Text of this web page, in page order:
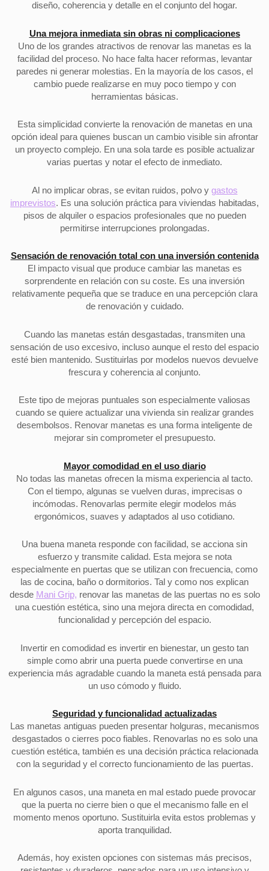
diseño, coherencia y detalle en el conjunto del hogar.
Una mejora inmediata sin obras ni complicaciones
Uno de los grandes atractivos de renovar las manetas es la
facilidad del proceso. No hace falta hacer reformas, levantar
paredes ni generar molestias. En la mayoría de los casos, el
cambio puede realizarse en muy poco tiempo y con
herramientas básicas.
Esta simplicidad convierte la renovación de manetas en una
opción ideal para quienes buscan un cambio visible sin afrontar
un proyecto complejo. En una sola tarde es posible actualizar
varias puertas y notar el efecto de inmediato.
Al no implicar obras, se evitan ruidos, polvo y gastos
imprevistos. Es una solución práctica para viviendas habitadas,
pisos de alquiler o espacios profesionales que no pueden
permitirse interrupciones prolongadas.
Sensación de renovación total con una inversión contenida
El impacto visual que produce cambiar las manetas es
sorprendente en relación con su coste. Es una inversión
relativamente pequeña que se traduce en una percepción clara
de renovación y cuidado.
Cuando las manetas están desgastadas, transmiten una
sensación de uso excesivo, incluso aunque el resto del espacio
esté bien mantenido. Sustituirlas por modelos nuevos devuelve
frescura y coherencia al conjunto.
Este tipo de mejoras puntuales son especialmente valiosas
cuando se quiere actualizar una vivienda sin realizar grandes
desembolsos. Renovar manetas es una forma inteligente de
mejorar sin comprometer el presupuesto.
Mayor comodidad en el uso diario
No todas las manetas ofrecen la misma experiencia al tacto.
Con el tiempo, algunas se vuelven duras, imprecisas o
incómodas. Renovarlas permite elegir modelos más
ergonómicos, suaves y adaptados al uso cotidiano.
Una buena maneta responde con facilidad, se acciona sin
esfuerzo y transmite calidad. Esta mejora se nota
especialmente en puertas que se utilizan con frecuencia, como
las de cocina, baño o dormitorios. Tal y como nos explican
desde Mani Grip, renovar las manetas de las puertas no es solo
una cuestión estética, sino una mejora directa en comodidad,
funcionalidad y percepción del espacio.
Invertir en comodidad es invertir en bienestar, un gesto tan
simple como abrir una puerta puede convertirse en una
experiencia más agradable cuando la maneta está pensada para
un uso cómodo y fluido.
Seguridad y funcionalidad actualizadas
Las manetas antiguas pueden presentar holguras, mecanismos
desgastados o cierres poco fiables. Renovarlas no es solo una
cuestión estética, también es una decisión práctica relacionada
con la seguridad y el correcto funcionamiento de las puertas.
En algunos casos, una maneta en mal estado puede provocar
que la puerta no cierre bien o que el mecanismo falle en el
momento menos oportuno. Sustituirla evita estos problemas y
aporta tranquilidad.
Además, hoy existen opciones con sistemas más precisos,